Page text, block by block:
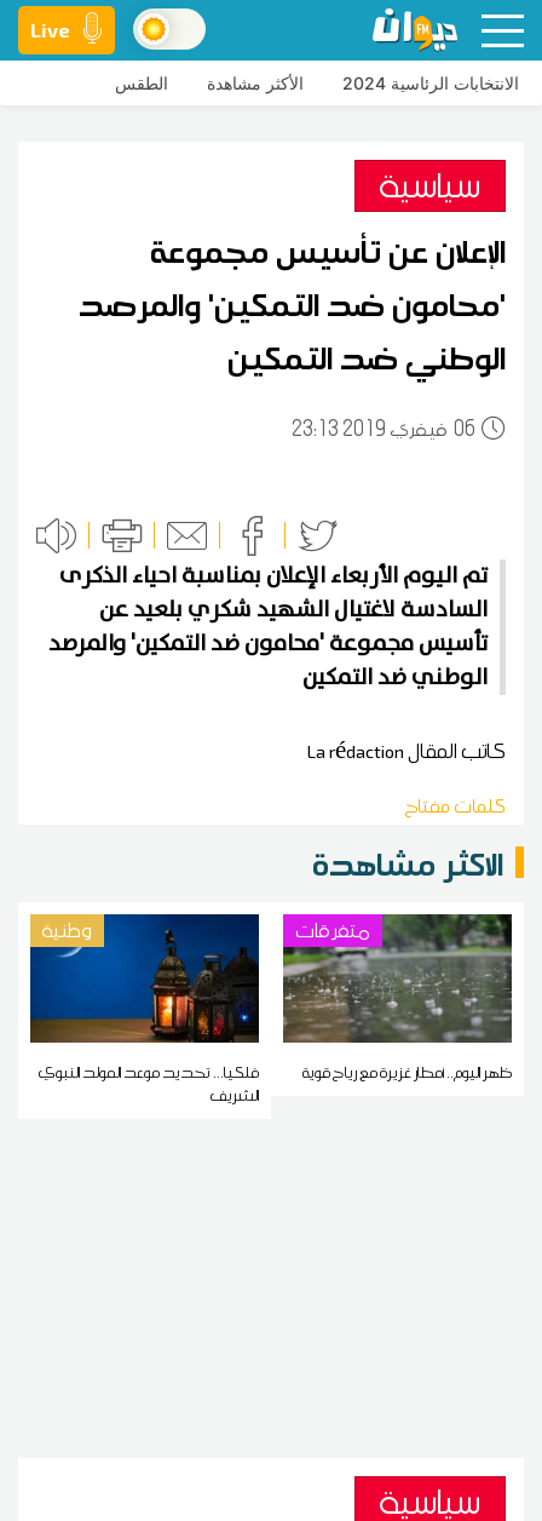
Live
الانتخابات الرئاسية 2024 الأكثر مشاهدة الطقس
سياسية
الإعلان عن تأسيس مجموعة
'محامون ضد التمكين' والمرصد
الوطني ضد التمكين
06 23:13 2019 فيفري
تم اليوم الأربعاء الإعلان بمناسبة احياء الذكرى
السادسة لاغتيال الشهيد شكري بلعيد عن
تأسيس مجموعة 'محامون ضد التمكين' والمرصد
الوطني ضد التمكين
كاتب المقالLa rédaction
كلمات مفتاح
الاكثر مشاهدة
متفرقات
ظهر اليوم.. أمطار غزيرة مع رياح قوية
وطنية
فلكيا... تحديد موعد المولد النبوي
الشريف
سياسية